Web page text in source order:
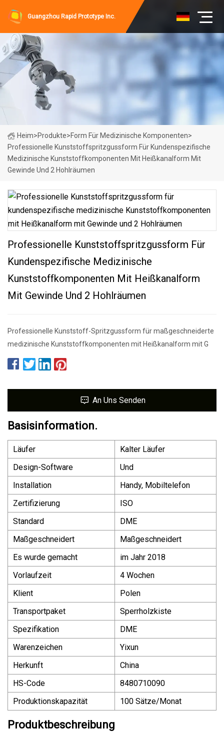
Guangzhou Rapid Prototype Inc.
Heim>Produkte>Form Für Medizinische Komponenten>
Professionelle Kunststoffspritzgussform Für Kundenspezifische
Medizinische Kunststoffkomponenten Mit Heißkanalform Mit
Gewinde Und 2 Hohlräumen
Professionelle Kunststoffspritzgussform Für
Kundenspezifische Medizinische
Kunststoffkomponenten Mit Heißkanalform
Mit Gewinde Und 2 Hohlräumen
Professionelle Kunststoff-Spritzgussform für maßgeschneiderte
medizinische Kunststoffkomponenten mit Heißkanalform mit G
An Uns Senden
Basisinformation.
Läufer
Kalter Läufer
Design-Software
Und
Installation
Handy, Mobiltelefon
Zertifizierung
ISO
Standard
DME
Maßgeschneidert
Maßgeschneidert
Es wurde gemacht
im Jahr 2018
Vorlaufzeit
4 Wochen
Klient
Polen
Transportpaket
Sperrholzkiste
Spezifikation
DME
Warenzeichen
Yixun
Herkunft
China
HS-Code
8480710090
Produktionskapazität
100 Sätze/Monat
Produktbeschreibung